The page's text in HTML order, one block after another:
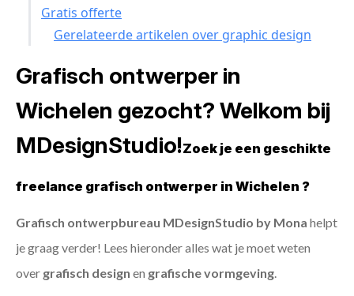
Gratis offerte
Gerelateerde artikelen over graphic design
Grafisch ontwerper in
Wichelen gezocht? Welkom bij
MDesignStudio!Zoek je een geschikte
freelance grafisch ontwerper in Wichelen ?
Grafisch ontwerpbureau MDesignStudio by Mona helpt
je graag verder! Lees hieronder alles wat je moet weten
over grafisch design en grafische vormgeving